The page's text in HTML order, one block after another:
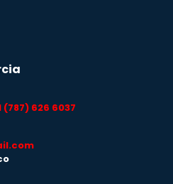
(787) 626 6037